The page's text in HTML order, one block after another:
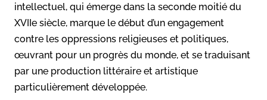
intellectuel, qui émerge dans la seconde moitié du
XVIIe siècle, marque le début d’un engagement
contre les oppressions religieuses et politiques,
œuvrant pour un progrès du monde, et se traduisant
par une production littéraire et artistique
particulièrement développée.